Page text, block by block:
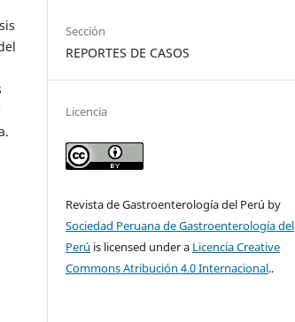
Sección
REPORTES DE CASOS
Licencia
Revista de Gastroenterología del Perú by
Sociedad Peruana de Gastroenterología del
Perú is licensed under a Licencia Creative
Commons Atribución 4.0 Internacional..